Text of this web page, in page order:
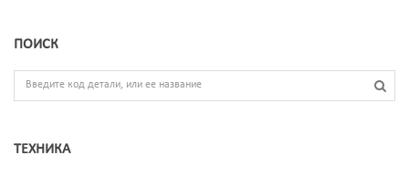
ПОИСК
ТЕХНИКА